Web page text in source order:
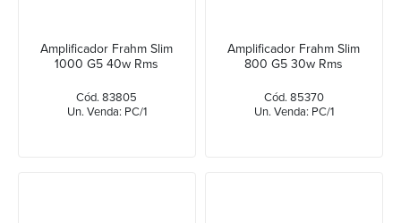
Amplificador Frahm Slim
1000 G5 40w Rms
Cód. 83805
Un. Venda: PC/1
Amplificador Frahm Slim
800 G5 30w Rms
Cód. 85370
Un. Venda: PC/1